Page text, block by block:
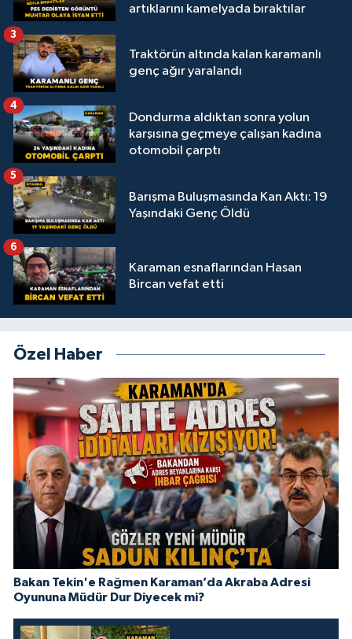
artıklarını kamelyada bıraktılar
Traktörün altında kalan karamanlı
genç ağır yaralandı
3
Dondurma aldıktan sonra yolun
karşısına geçmeye çalışan kadına
otomobil çarptı
4
Barışma Buluşmasında Kan Aktı: 19
Yaşındaki Genç Öldü
5
Karaman esnaflarından Hasan
Bircan vefat etti
6
Özel Haber
Bakan Tekin'e Rağmen Karaman’da Akraba Adresi
Oyununa Müdür Dur Diyecek mi?